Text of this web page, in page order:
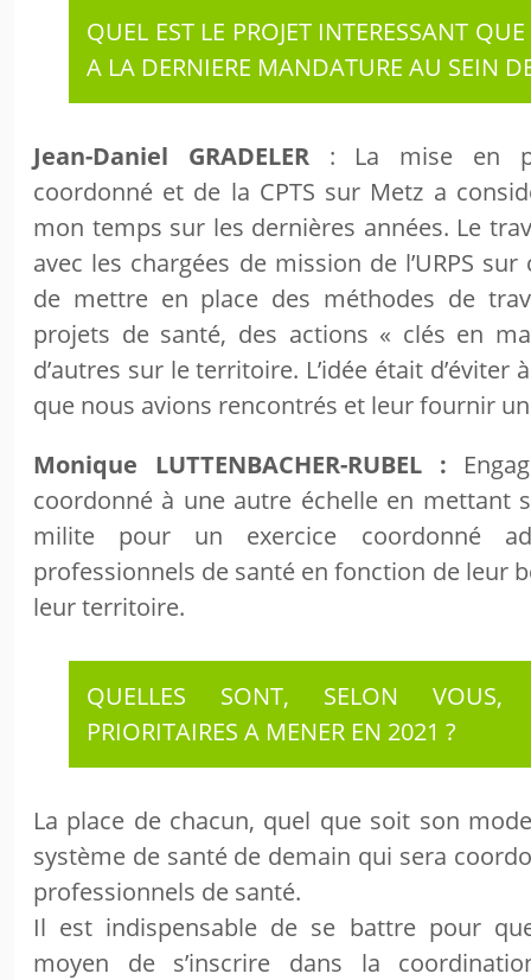
QUEL EST LE PROJET INTERESSANT
A LA DERNIERE MANDATURE AU SEIN
Jean-Daniel GRADELER: La mise en
coordonné et de la CPTS sur Metz a
mon temps sur les dernières années. Le
avec les chargées de mission de l’URPS
de mettre en place des méthodes de
projets de santé, des actions « clés en
d’autres sur le territoire. L’idée était d’éviter
que nous avions rencontrés et leur fournir
Monique LUTTENBACHER-RUBEL :
coordonné à une autre échelle en mettant
milite pour un exercice coordonné
professionnels de santé en fonction de leur
leur territoire.
QUELLES SONT, SELON VOUS,
PRIORITAIRES A MENER EN 2021 ?
La place de chacun, quel que soit son
système de santé de demain qui sera
professionnels de santé.
Il est indispensable de se battre pour
moyen de s’inscrire dans la